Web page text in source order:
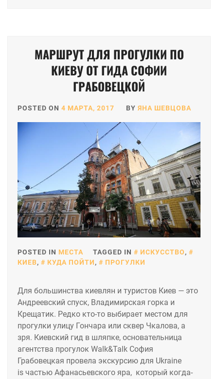
МАРШРУТ ДЛЯ ПРОГУЛКИ ПО
КИЕВУ ОТ ГИДА СОФИИ
ГРАБОВЕЦКОЙ
POSTED ON 4 МАРТА, 2017 BY ЯНА ШЕВЦОВА
POSTED IN МЕСТА TAGGED IN ИСКУССТВО,
КИЕВ, КУДА ПОЙТИ, ПРОГУЛКИ
Для большинства киевлян и туристов Киев — это
Андреевский спуск, Владимирская горка и
Крещатик. Редко кто-то выбирает местом для
прогулки улицу Гончара или сквер Чкалова, а
зря. Киевский гид в шляпке, основательница
агентства прогулок Walk&Talk София
Грабовецкая провела экскурсию для Ukraine
is частью Афанасьевского яра, который когда-